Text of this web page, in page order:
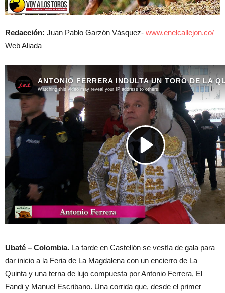
Redacción: Juan Pablo Garzón Vásquez- www.enelcallejon.co/ –
Web Aliada
Ubaté – Colombia. La tarde en Castellón se vestía de gala para
dar inicio a la Feria de La Magdalena con un encierro de La
Quinta y una terna de lujo compuesta por Antonio Ferrera, El
Fandi y Manuel Escribano. Una corrida que, desde el primer